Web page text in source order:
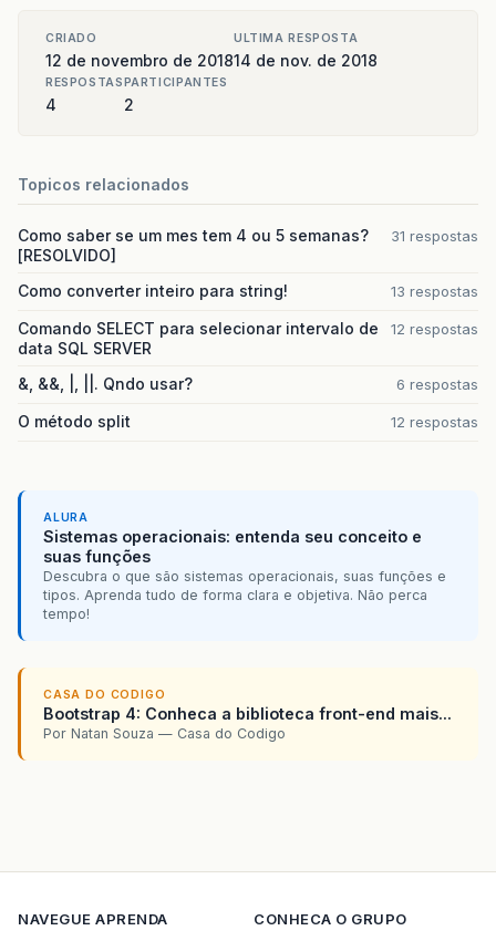
CRIADO
12 de novembro de 2018
ULTIMA RESPOSTA
14 de nov. de 2018
RESPOSTAS
4
PARTICIPANTES
2
Topicos relacionados
Como saber se um mes tem 4 ou 5 semanas?
[RESOLVIDO]
31 respostas
Como converter inteiro para string! 13 respostas
Comando SELECT para selecionar intervalo de
data SQL SERVER
12 respostas
&, &&, |, ||. Qndo usar? 6 respostas
O método split 12 respostas
ALURA
Sistemas operacionais: entenda seu conceito e
suas funções
Descubra o que são sistemas operacionais, suas funções e
tipos. Aprenda tudo de forma clara e objetiva. Não perca
tempo!
CASA DO CODIGO
Bootstrap 4: Conheca a biblioteca front-end mais...
Por Natan Souza — Casa do Codigo
NAVEGUE APRENDA CONHECA O GRUPO